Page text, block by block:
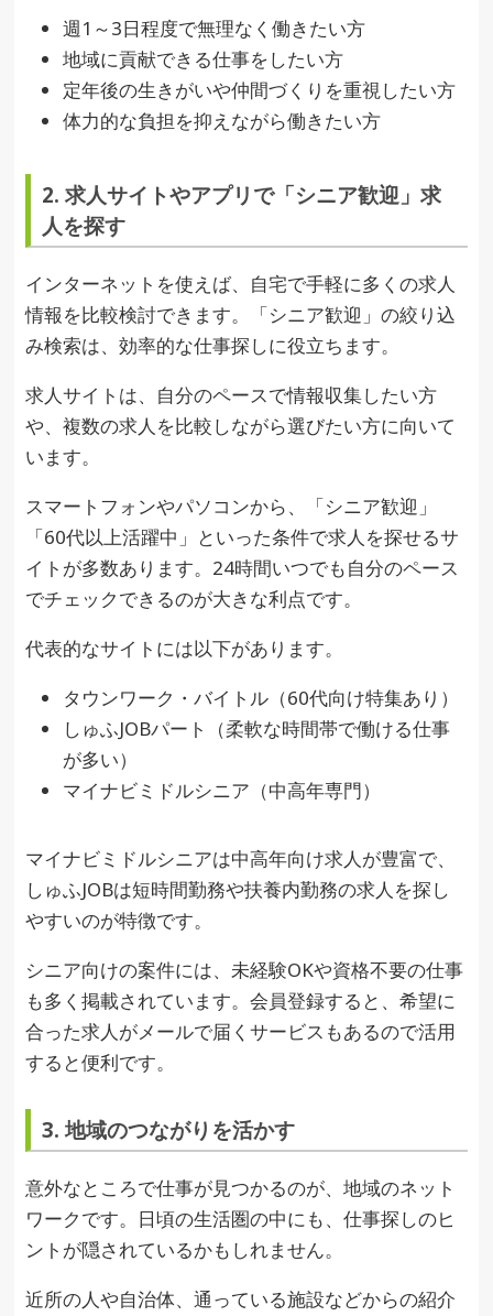
週1～3日程度で無理なく働きたい方
地域に貢献できる仕事をしたい方
定年後の生きがいや仲間づくりを重視したい方
体力的な負担を抑えながら働きたい方
2. 求人サイトやアプリで「シニア歓迎」求
人を探す
インターネットを使えば、自宅で手軽に多くの求人
情報を比較検討できます。「シニア歓迎」の絞り込
み検索は、効率的な仕事探しに役立ちます。
求人サイトは、自分のペースで情報収集したい方
や、複数の求人を比較しながら選びたい方に向いて
います。
スマートフォンやパソコンから、「シニア歓迎」
「60代以上活躍中」といった条件で求人を探せるサ
イトが多数あります。24時間いつでも自分のペース
でチェックできるのが大きな利点です。
代表的なサイトには以下があります。
タウンワーク・バイトル（60代向け特集あり）
しゅふJOBパート（柔軟な時間帯で働ける仕事
が多い）
マイナビミドルシニア（中高年専門）
マイナビミドルシニアは中高年向け求人が豊富で、
しゅふJOBは短時間勤務や扶養内勤務の求人を探し
やすいのが特徴です。
シニア向けの案件には、未経験OKや資格不要の仕事
も多く掲載されています。会員登録すると、希望に
合った求人がメールで届くサービスもあるので活用
すると便利です。
3. 地域のつながりを活かす
意外なところで仕事が見つかるのが、地域のネット
ワークです。日頃の生活圏の中にも、仕事探しのヒ
ントが隠されているかもしれません。
近所の人や自治体、通っている施設などからの紹介